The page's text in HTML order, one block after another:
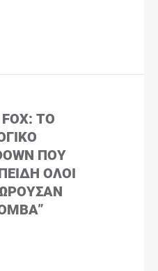
ΤΟ
ΠΟΥ
ΌΛΟΙ